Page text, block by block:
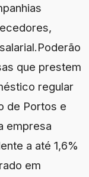
que prestem
regular
de Portos e
empresa
a até 1,6%
em